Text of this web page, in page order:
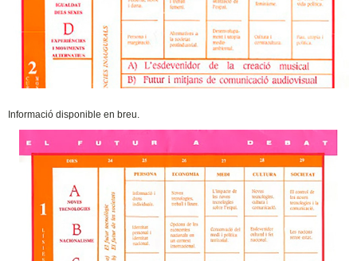
Informació disponible en breu.